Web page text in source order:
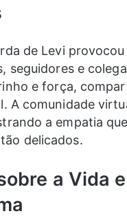
de Levi
seguidores e
e força,
A comunidade
a empatia
delicados.
a Vida